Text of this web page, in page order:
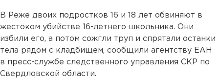
В Реже двоих подростков 16 и 18 лет обвиняют в
жестоком убийстве 16-летнего школьника. Они
избили его, а потом сожгли труп и спрятали останки
тела рядом с кладбищем, сообщили агентству ЕАН
в пресс-службе следственного управления СКР по
Свердловской области.